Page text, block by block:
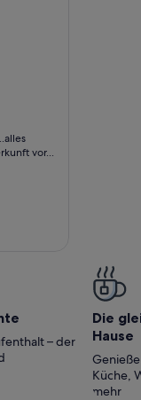
vor...
– der
Die
Hause
Küche,
mehr